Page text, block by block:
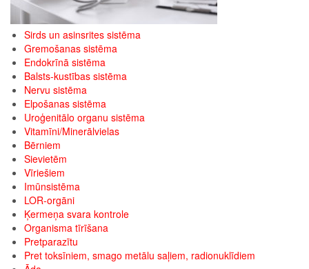
Sirds un asinsrites sistēma
Gremošanas sistēma
Endokrīnā sistēma
Balsts-kustības sistēma
Nervu sistēma
Elpošanas sistēma
Uroģenitālo organu sistēma
Vitamīni/Minerālvielas
Bērniem
Sievietēm
Vīriešiem
Imūnsistēma
LOR-orgāni
Ķermeņa svara kontrole
Organisma tīrīšana
Pretparazītu
Pret toksīniem, smago metālu saļiem, radionuklīdiem